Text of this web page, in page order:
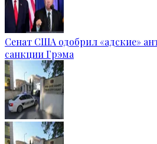
Сенат США одобрил «адские»
санкции Грэма